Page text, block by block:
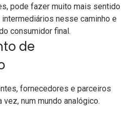
pode fazer muito mais sentido
nesse caminho e
consumidor final.
de
fornecedores e parceiros
vez, num mundo analógico.